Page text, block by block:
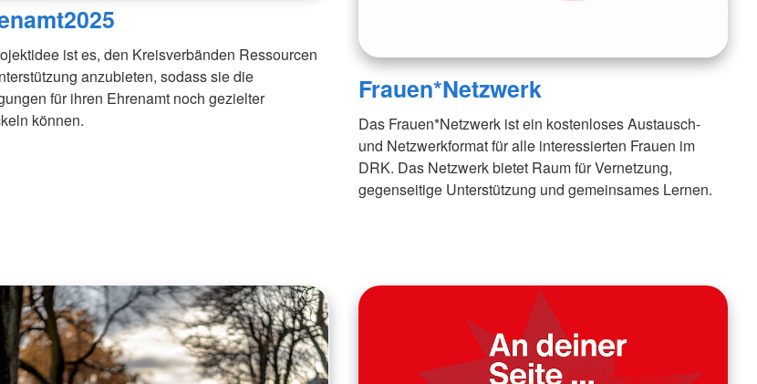
ist es, den Kreisverbänden Ressourcen
anzubieten, sodass sie die
für ihren Ehrenamt noch gezielter
können.
Frauen*Netzwerk
Das Frauen*Netzwerk ist ein kostenloses Austausch-
und Netzwerkformat für alle interessierten Frauen im
DRK. Das Netzwerk bietet Raum für Vernetzung,
gegenseitige Unterstützung und gemeinsames Lernen.